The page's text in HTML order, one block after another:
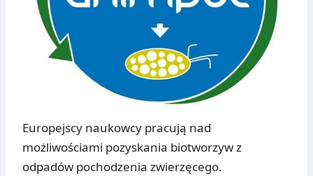
Europejscy naukowcy pracują nad
możliwościami pozyskania biotworzyw z
odpadów pochodzenia zwierzęcego.